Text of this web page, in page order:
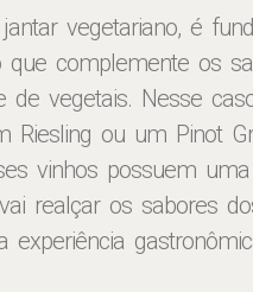
vegetariano, é
que complemente os
de vegetais. Nesse
Riesling ou um Pinot
vinhos possuem
realçar os sabores
experiência